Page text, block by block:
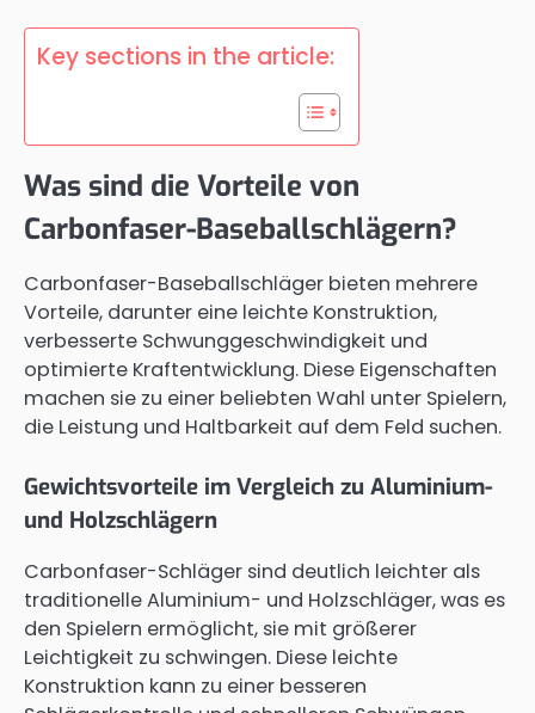
Key sections in the article:
Was sind die Vorteile von
Carbonfaser-Baseballschlägern?
Carbonfaser-Baseballschläger bieten mehrere
Vorteile, darunter eine leichte Konstruktion,
verbesserte Schwunggeschwindigkeit und
optimierte Kraftentwicklung. Diese Eigenschaften
machen sie zu einer beliebten Wahl unter Spielern,
die Leistung und Haltbarkeit auf dem Feld suchen.
Gewichtsvorteile im Vergleich zu Aluminium-
und Holzschlägern
Carbonfaser-Schläger sind deutlich leichter als
traditionelle Aluminium- und Holzschläger, was es
den Spielern ermöglicht, sie mit größerer
Leichtigkeit zu schwingen. Diese leichte
Konstruktion kann zu einer besseren